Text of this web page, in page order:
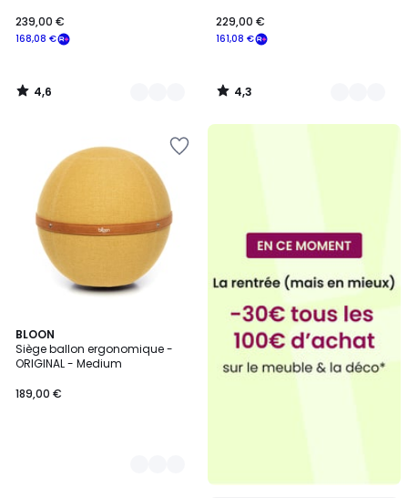
168,08 €
239,00 €
4,6
/
161,08 €
229,00 €
4,3
/
BLOON
Siège ballon ergonomique -
ORIGINAL - Medium
189,00 €
9
Couleurs